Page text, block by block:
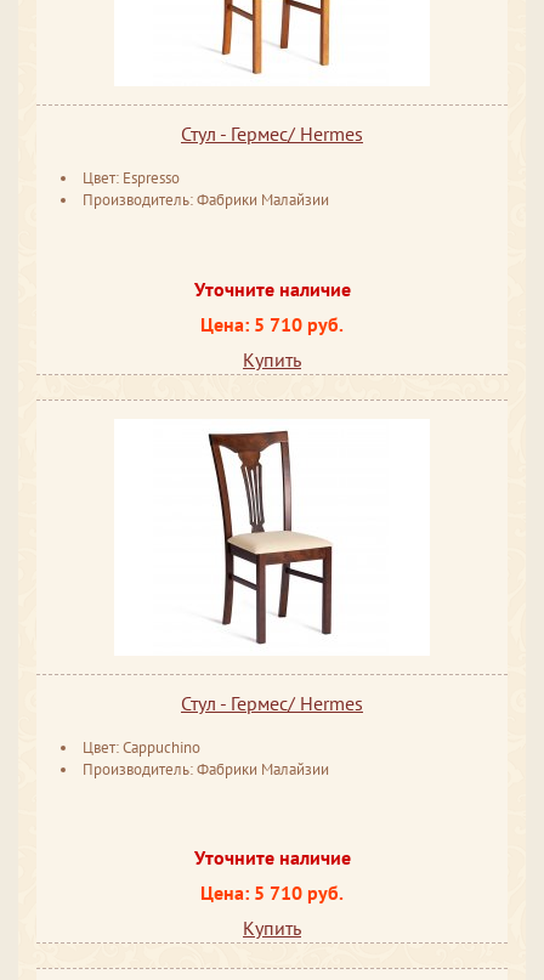
Стул - Гермес/ Hermes
Цвет: Espresso
Производитель: Фабрики Малайзии
Уточните наличие
Цена: 5 710 руб.
Купить
Стул - Гермес/ Hermes
Цвет: Cappuchino
Производитель: Фабрики Малайзии
Уточните наличие
Цена: 5 710 руб.
Купить